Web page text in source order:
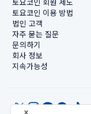
토요코인 이용 방법
법인 고객
자주 묻는 질문
문의하기
회사 정보
지속가능성